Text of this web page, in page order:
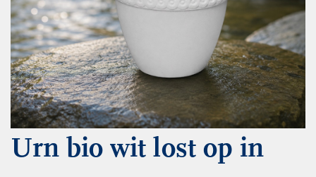
Urn bio wit lost op in